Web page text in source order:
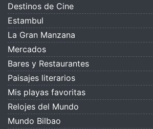
Destinos de Cine
Estambul
La Gran Manzana
Mercados
Bares y Restaurantes
Paisajes literarios
Mis playas favoritas
Relojes del Mundo
Mundo Bilbao